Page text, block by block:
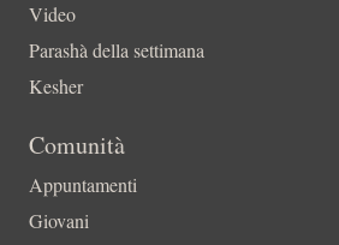
Video
Parashà della settimana
Kesher
Comunità
Appuntamenti
Giovani